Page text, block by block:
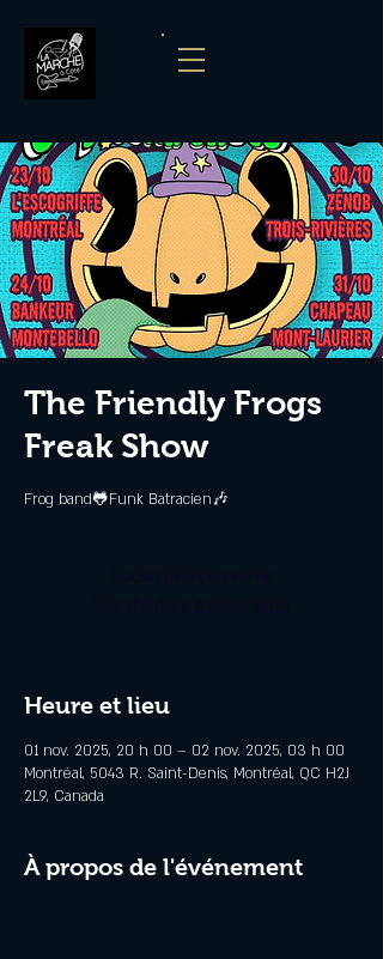
The Friendly Frogs
Freak Show
Frog band🐸Funk Batracien🎶
Heure et lieu
01 nov. 2025, 20 h 00 – 02 nov. 2025, 03 h 00
Montréal, 5043 R. Saint-Denis, Montréal, QC H2J
2L9, Canada
À propos de l'événement